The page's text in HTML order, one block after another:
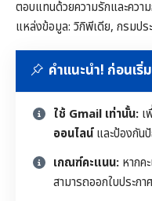
ตอบแทนด้วยความรักและคว
แหล่งข้อมูล: วิกิพีเดีย, กรมป
คำแนะนำ! ก่อนเ
ใช้ Gmail เท่านั้น: เ
ออนไลน์และป้องกัน
เกณฑ์คะแนน: หากค
สามารถออกใบประก